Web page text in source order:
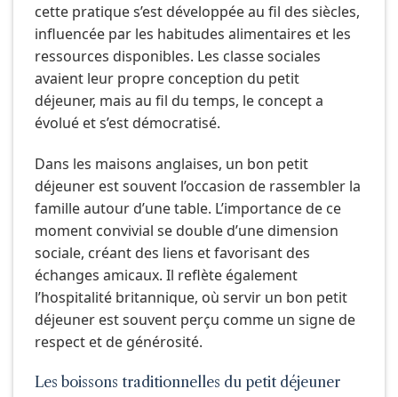
cette pratique s’est développée au fil des siècles,
influencée par les habitudes alimentaires et les
ressources disponibles. Les classe sociales
avaient leur propre conception du petit
déjeuner, mais au fil du temps, le concept a
évolué et s’est démocratisé.
Dans les maisons anglaises, un bon petit
déjeuner est souvent l’occasion de rassembler la
famille autour d’une table. L’importance de ce
moment convivial se double d’une dimension
sociale, créant des liens et favorisant des
échanges amicaux. Il reflète également
l’hospitalité britannique, où servir un bon petit
déjeuner est souvent perçu comme un signe de
respect et de générosité.
Les boissons traditionnelles du petit déjeuner